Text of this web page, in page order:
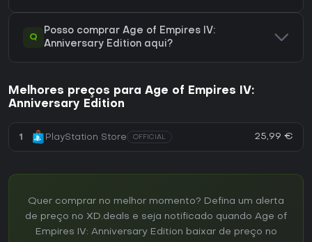
Q
Posso comprar Age of Empires IV:
Anniversary Edition aqui?
Melhores preços para Age of Empires IV:
Anniversary Edition
1 PlayStation Store OFFICIAL 25,99 €
Quer comprar no melhor momento? Defina um alerta
de preço no XD.deals e seja notificado quando Age of
Empires IV: Anniversary Edition baixar de preço no